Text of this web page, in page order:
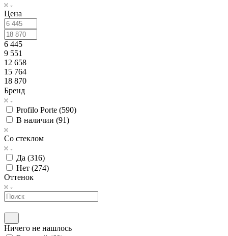
Цена
6 445
9 551
12 658
15 764
18 870
Бренд
Profilo Porte (590)
В наличии (91)
Со стеклом
Да (316)
Нет (274)
Оттенок
Ничего не нашлось